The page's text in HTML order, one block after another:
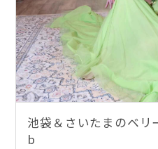
池袋＆さいたまのベ
b